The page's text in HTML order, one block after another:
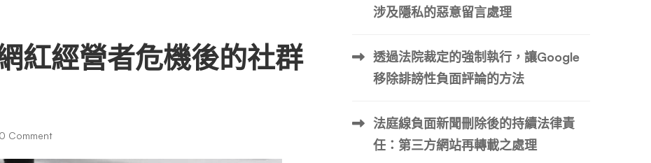
紅經營者危機後的社群
0 Comment
涉及隱私的惡意留言處理
透過法院裁定的強制執行，讓Google
移除誹謗性負面評論的方法
法庭線負面新聞刪除後的持續法律責
任：第三方網站再轉載之處理